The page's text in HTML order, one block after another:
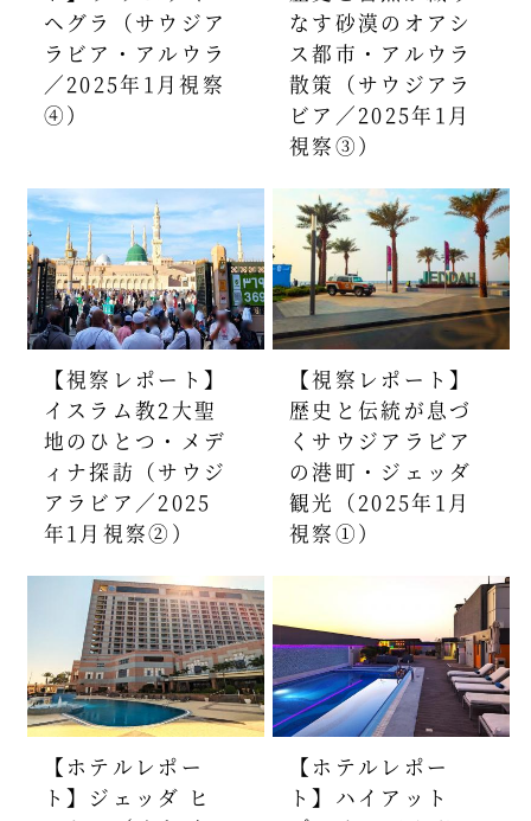
ヘグラ（サウジア
ラビア・アルウラ
／2025年1月視察
④）
なす砂漠のオアシ
ス都市・アルウラ
散策（サウジアラ
ビア／2025年1月
視察③）
【視察レポート】
イスラム教2大聖
地のひとつ・メデ
ィナ探訪（サウジ
アラビア／2025
年1月視察②）
【視察レポート】
歴史と伝統が息づ
くサウジアラビア
の港町・ジェッダ
観光（2025年1月
視察①）
【ホテルレポー
ト】ジェッダ ヒ
【ホテルレポー
ト】ハイアット